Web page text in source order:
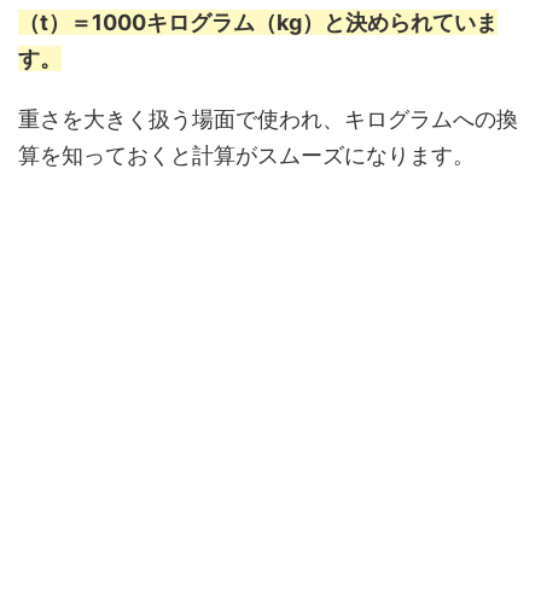
（t）＝1000キログラム（kg）
と決められていま
す。
重さを大きく扱う場面で使われ、キログラムへの換
算を知っておくと計算がスムーズになります。